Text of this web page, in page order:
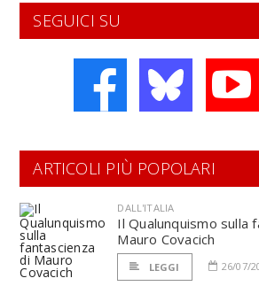
SEGUICI SU
ARTICOLI PIÙ POPOLARI
DALL'ITALIA
Il Qualunquismo sulla
Mauro Covacich
LEGGI 26/07/